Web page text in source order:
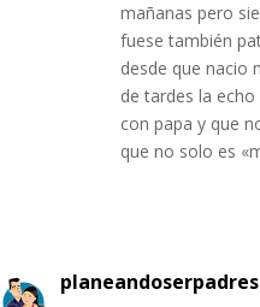
mañanas pero
fuese también
desde que nacio
de tardes la
con papa y que
que no solo es
planeandoserpadres